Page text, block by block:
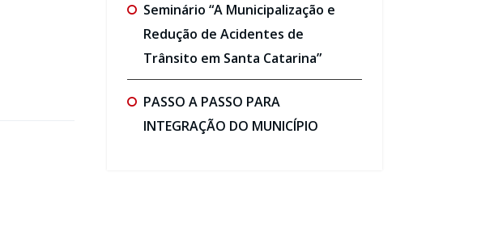
Seminário “A Municipalização e
Redução de Acidentes de
Trânsito em Santa Catarina”
PASSO A PASSO PARA
INTEGRAÇÃO DO MUNICÍPIO